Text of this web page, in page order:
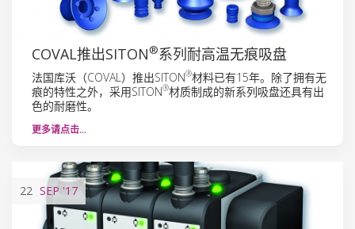
COVAL推出SITON®系列耐高温无痕吸盘
法国库沃（COVAL）推出SITON®材料已有15年。除了拥有无
痕的特性之外，采用SITON®材质制成的新系列吸盘还具有出
色的耐磨性。
更多请点击…
22 SEP '17